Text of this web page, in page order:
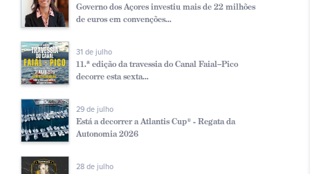
Governo dos Açores investiu mais de 22 milhões
de euros em convenções...
31 de julho
11.ª edição da travessia do Canal Faial–Pico
decorre esta sexta...
29 de julho
Está a decorrer a Atlantis Cup® - Regata da
Autonomia 2026
28 de julho